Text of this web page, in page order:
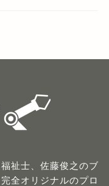
祉士、佐藤俊之のブ
全オリジナルのプロ